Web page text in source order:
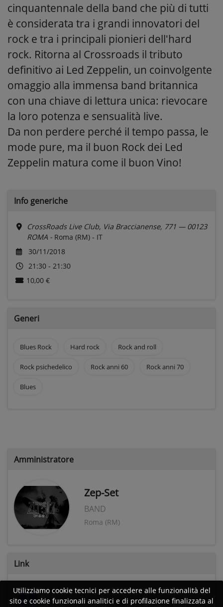
cinquantennale della band che più di tutti
è considerata tra i grandi innovatori del
rock e tra i principali pionieri dell'hard
rock. Ritorna al Crossroads il tributo
definitivo ai Led Zeppelin, un coinvolgente
omaggio alla immensa band britannica
con una chiave di lettura unica: rievocare
la loro potenza e sensualità live.
Da non perdere perché il tempo passa, le
mode pure, ma il buon Rock dei Led
Zeppelin matura come il buon Vino!
Info generiche
CrossRoads Live Club, Via Braccianense, 771 — 00123
ROMA - Roma (RM) - IT
30/11/2018
21:30 - 21:30
10,00 €
Generi
Blues Rock Hard rock Rock and roll
Rock psichedelico Rock anni 60 Rock anni 70
Blues
Amministratore
Zep-Set
BAND
Roma (RM)
Link
Utilizziamo cookie tecnici per accedere alle funzionalità del
sito e cookie funzionali analitici e di profilazione finalizzata al